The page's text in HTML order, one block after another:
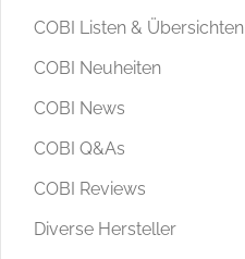
COBI Listen & Übersichten
COBI Neuheiten
COBI News
COBI Q&As
COBI Reviews
Diverse Hersteller